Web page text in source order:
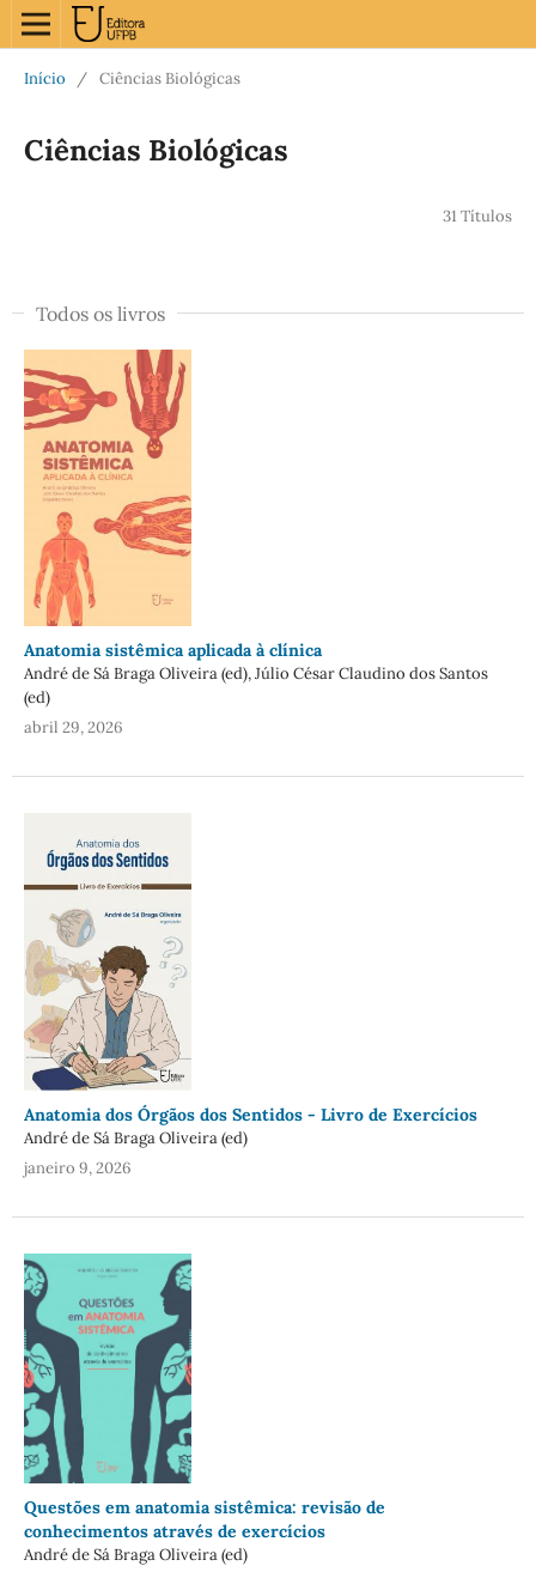
Início / Ciências Biológicas
Ciências Biológicas
31 Títulos
Todos os livros
Anatomia sistêmica aplicada à clínica
André de Sá Braga Oliveira (ed), Júlio César Claudino dos Santos
(ed)
abril 29, 2026
Anatomia dos Órgãos dos Sentidos - Livro de Exercícios
André de Sá Braga Oliveira (ed)
janeiro 9, 2026
Questões em anatomia sistêmica: revisão de
conhecimentos através de exercícios
André de Sá Braga Oliveira (ed)